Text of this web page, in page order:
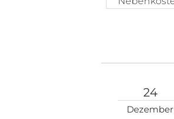
24
Dezember